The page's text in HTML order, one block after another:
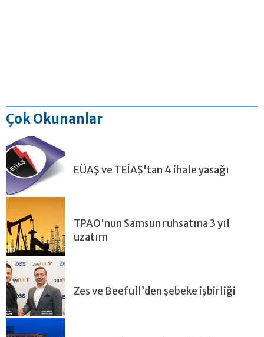
Çok Okunanlar
EÜAŞ ve TEİAŞ'tan 4 ihale yasağı
TPAO'nun Samsun ruhsatına 3 yıl
uzatım
Zes ve Beefull’den şebeke işbirliği